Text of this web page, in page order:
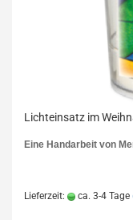
Lichteinsatz im
Eine Handarbeit von
Lieferzeit: ca. 3-4 Tage